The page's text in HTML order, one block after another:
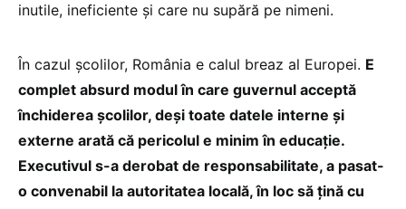
inutile, ineficiente și care nu supără pe nimeni.
În cazul școlilor, România e calul breaz al Europei. E
complet absurd modul în care guvernul acceptă
închiderea școlilor, deși toate datele interne și
externe arată că pericolul e minim în educație.
Executivul s-a derobat de responsabilitate, a pasat-
o convenabil la autoritatea locală, în loc să țină cu